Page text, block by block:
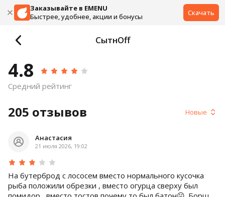
Заказывайте в EMENU
Быстрее, удобнее, акции и бонусы
Скачать
СытнOff
4.8
Средний рейтинг
205 отзывов Новые
Анастасия
21 июля 2026, 19:02
На бутерброд с лососем вместо нормального кусочка
рыба положили обрезки , вместо огурца сверху был